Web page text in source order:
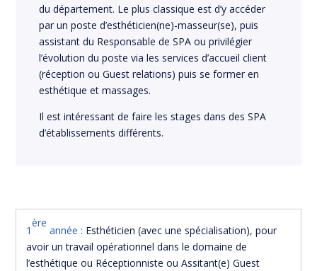
du département. Le plus classique est d’y accéder
par un poste d’esthéticien(ne)-masseur(se), puis
assistant du Responsable de SPA ou privilégier
l’évolution du poste via les services d’accueil client
(réception ou Guest relations) puis se former en
esthétique et massages.
Il est intéressant de faire les stages dans des SPA
d’établissements différents.
1
ère
année : Esthéticien (avec une spécialisation), pour
avoir un travail opérationnel dans le domaine de
l’esthétique ou Réceptionniste ou Assitant(e) Guest